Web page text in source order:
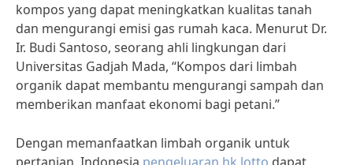
kompos yang dapat meningkatkan kualitas tanah
dan mengurangi emisi gas rumah kaca. Menurut Dr.
Ir. Budi Santoso, seorang ahli lingkungan dari
Universitas Gadjah Mada, “Kompos dari limbah
organik dapat membantu mengurangi sampah dan
memberikan manfaat ekonomi bagi petani.”
Dengan memanfaatkan limbah organik untuk